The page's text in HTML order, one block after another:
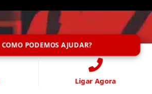
PODEMOS AJUDAR?
Ligar Agora